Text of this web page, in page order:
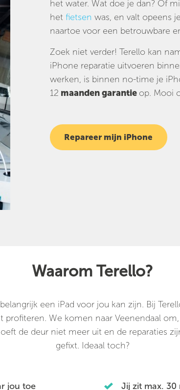
het water. Wat doe je dan? Of
het fietsen was, en valt opeens
naartoe voor een betrouwbare
Zoek niet verder! Terello kan
iPhone reparatie uitvoeren
werken, is binnen no-time je
12 maanden garantie op. Mooi
Repareer mijn iPhone
Waarom Terello?
een iPad voor jou kan zijn. Bij
profiteren. We komen naar Veenendaal
de deur niet meer uit en de reparaties
gefixt. Ideaal toch?
jou toe
Jij zit max. 30